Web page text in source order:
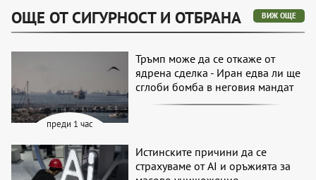
ОЩЕ ОТ СИГУРНОСТ И ОТБРАНА ВИЖ ОЩЕ
преди 1 час
Тръмп може да се откаже от
ядрена сделка - Иран едва ли ще
сглоби бомба в неговия мандат
Истинските причини да се
страхуваме от AI и оръжията за